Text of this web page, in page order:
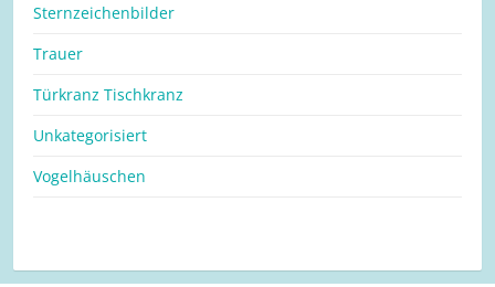
Sternzeichenbilder
Trauer
Türkranz Tischkranz
Unkategorisiert
Vogelhäuschen